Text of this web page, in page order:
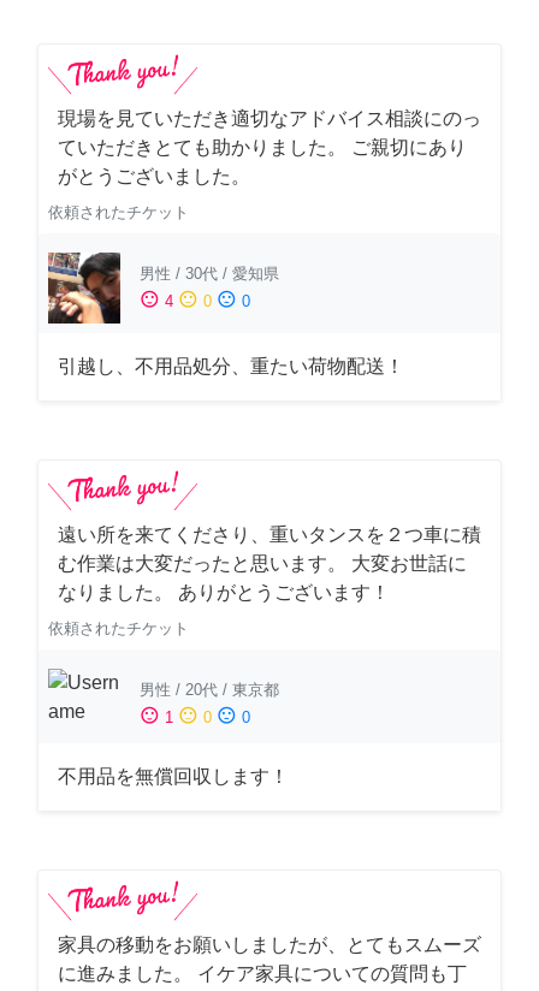
現場を見ていただき適切なアドバイス相談にのっ
ていただきとても助かりました。 ご親切にあり
がとうございました。
依頼されたチケット
男性 / 30代 / 愛知県
sentiment_satisfied 4 sentiment_neutral 0 sentiment_dissatisfied 0
引越し、不用品処分、重たい荷物配送！
遠い所を来てくださり、重いタンスを２つ車に積
む作業は大変だったと思います。 大変お世話に
なりました。 ありがとうございます！
依頼されたチケット
男性 / 20代 / 東京都
sentiment_satisfied 1 sentiment_neutral 0 sentiment_dissatisfied 0
不用品を無償回収します！
家具の移動をお願いしましたが、とてもスムーズ
に進みました。 イケア家具についての質問も丁